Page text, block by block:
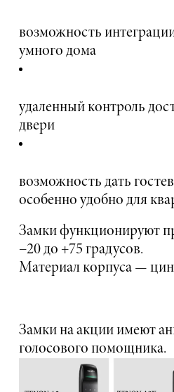
возможность
умного дома
удаленный контроль
двери
возможность дать
особенно удобно для
Замки функционируют
−20 до +75 градусов.
Материал корпуса —
Замки на акции имеют
голосового помощника.